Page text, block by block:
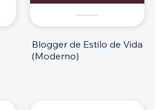
Blogger de Estilo de Vida
(Moderno)